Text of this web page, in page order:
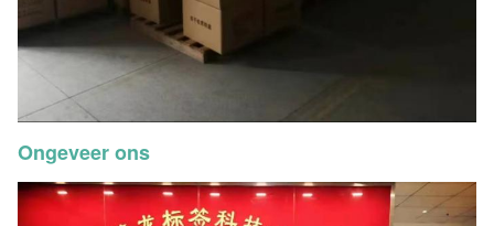
Ongeveer ons